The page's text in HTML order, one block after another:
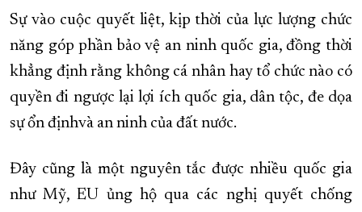
Sự vào cuộc quyết liệt, kịp thời của lực lượng chức
năng góp phần bảo vệ an ninh quốc gia, đồng thời
khẳng định rằng không cá nhân hay tổ chức nào có
quyền đi ngược lại lợi ích quốc gia, dân tộc, đe dọa
sự ổn địnhvà an ninh của đất nước.
Đây cũng là một nguyên tắc được nhiều quốc gia
như Mỹ, EU ủng hộ qua các nghị quyết chống